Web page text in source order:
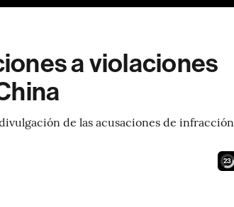
a violaciones
de las acusaciones de infracción
22